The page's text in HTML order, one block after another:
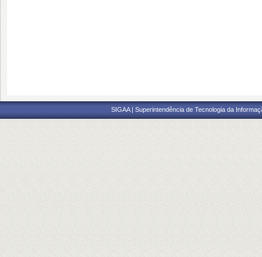
SIGAA | Superintendência de Tecnologia da